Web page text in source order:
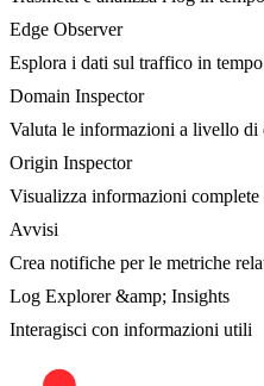
Edge Observer
Esplora i dati sul traffico in
Domain Inspector
Valuta le informazioni a livello di
Origin Inspector
Visualizza informazioni
Avvisi
Crea notifiche per le metriche
Log Explorer &amp; Insights
Interagisci con informazioni utili